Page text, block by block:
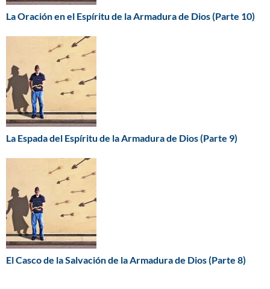
La Oración en el Espíritu de la Armadura de Dios (Parte 10)
La Espada del Espíritu de la Armadura de Dios (Parte 9)
El Casco de la Salvación de la Armadura de Dios (Parte 8)